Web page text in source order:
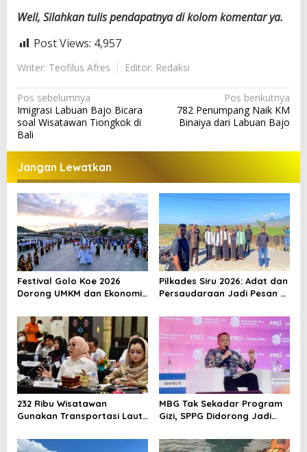
Well, Silahkan tulis pendapatnya di kolom komentar ya.
Post Views: 4,957
Writer: Teofilus Afres Editor: Redaksi
N
a
v
i
g
a
s
i
p
o
s
Pos sebelumnya
Imigrasi Labuan Bajo Bicara
soal Wisatawan Tiongkok di
Bali
Pos berikutnya
782 Penumpang Naik KM
Binaiya dari Labuan Bajo
Jangan Lewatkan
Festival Golo Koe 2026
Dorong UMKM dan Ekonomi
Laut Jadi Puncak Acara
Pilkades Siru 2026: Adat dan
Persaudaraan Jadi Pesan di
232 Ribu Wisatawan
Gunakan Transportasi Laut
Keselamatan Jadi Prioritas
MBG Tak Sekadar Program
Gizi, SPPG Didorong Jadi